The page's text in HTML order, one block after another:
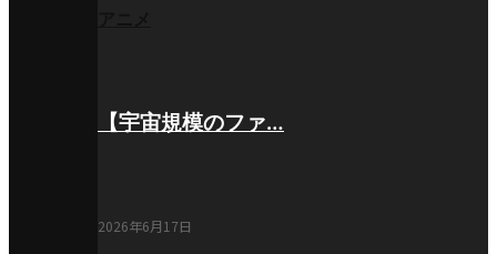
【宇宙規模のファ…
2026年6月17日